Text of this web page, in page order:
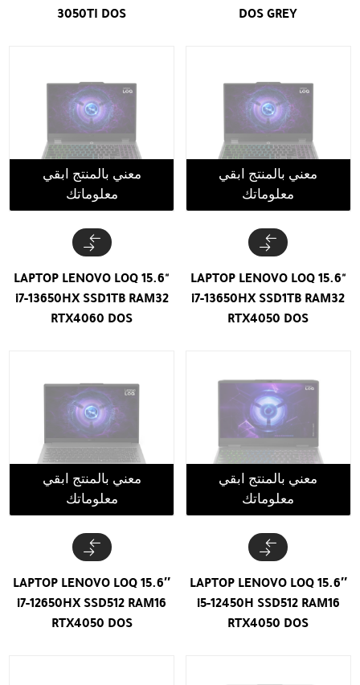
DOS GREY
3050TI DOS
معني بالمنتج ابقي
معلوماتك
LAPTOP LENOVO LOQ 15.6"
i7-13650HX SSD1TB RAM32
RTX4050 DOS
معني بالمنتج ابقي
معلوماتك
LAPTOP LENOVO LOQ 15.6"
i7-13650HX SSD1TB RAM32
RTX4060 DOS
معني بالمنتج ابقي
معلوماتك
LAPTOP LENOVO LOQ 15.6″
i5-12450H SSD512 RAM16
RTX4050 DOS
معني بالمنتج ابقي
معلوماتك
LAPTOP LENOVO LOQ 15.6″
i7-12650HX SSD512 RAM16
RTX4050 DOS